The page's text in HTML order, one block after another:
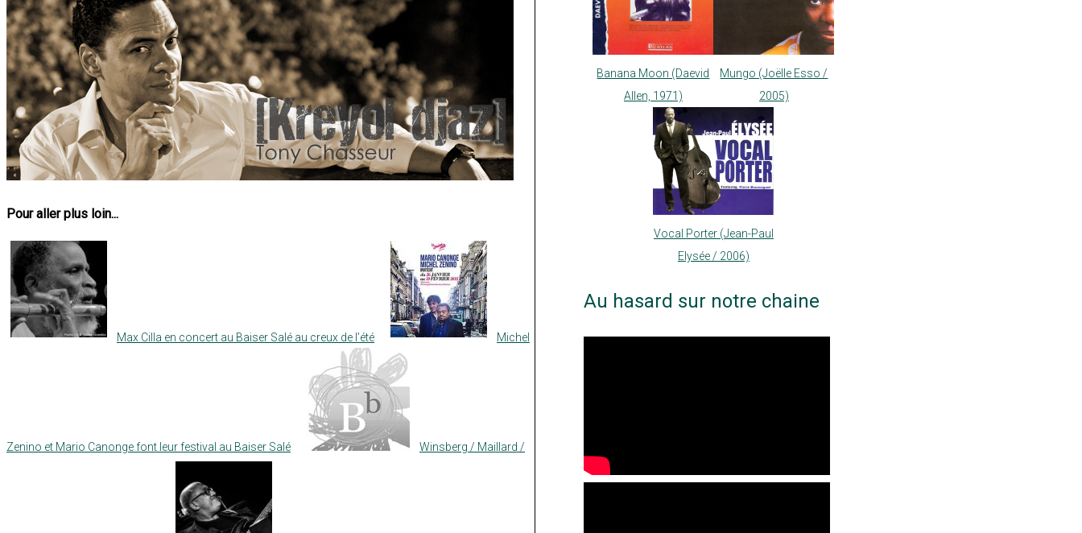
Pour aller plus loin...
Max Cilla en concert au Baiser Salé au creux de l’été Michel
Zenino et Mario Canonge font leur festival au Baiser Salé Winsberg / Maillard /
Banana Moon (Daevid
Allen, 1971)
Mungo (Joëlle Esso /
2005)
Vocal Porter (Jean-Paul
Elysée / 2006)
Au hasard sur notre chaine